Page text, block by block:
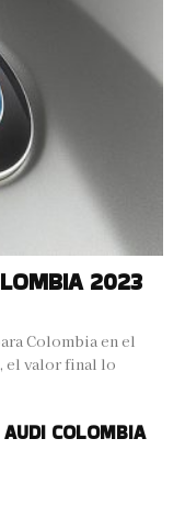
2023
Colombia en el
el valor final lo
COLOMBIA